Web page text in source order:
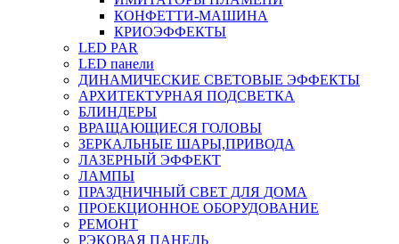
КОНФЕТТИ-МАШИНА
КРИОЭФФЕКТЫ
LED PAR
LED панели
ДИНАМИЧЕСКИЕ СВЕТОВЫЕ ЭФФЕКТЫ
АРХИТЕКТУРНАЯ ПОДСВЕТКА
БЛИНДЕРЫ
ВРАЩАЮЩИЕСЯ ГОЛОВЫ
ЗЕРКАЛЬНЫЕ ШАРЫ,ПРИВОДА
ЛАЗЕРНЫЙ ЭФФЕКТ
ЛАМПЫ
ПРАЗДНИЧНЫЙ СВЕТ ДЛЯ ДОМА
ПРОЕКЦИОННОЕ ОБОРУДОВАНИЕ
РЕМОНТ
РЭКОВАЯ ПАНЕЛЬ